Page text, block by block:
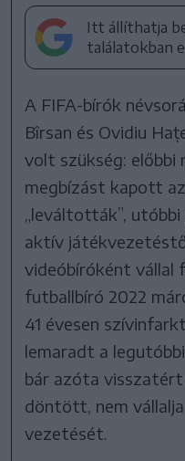
Itt állíthatja
találatokban
A FIFA-bírók
Bîrsan és Ovidiu
volt szükség: előbbi
megbízást kapott
„leváltották”,
aktív
videóbíróként vállal
futballbíró 2022
41 évesen
lemaradt a
bár azóta visszatért
döntött, nem
vezetését.